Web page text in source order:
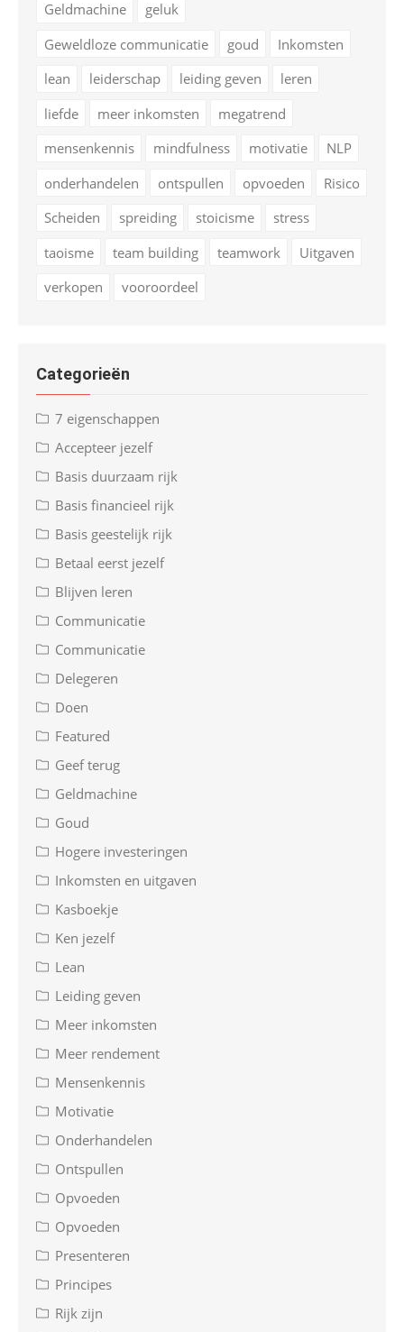
Geldmachine
geluk
Geweldloze communicatie
goud
Inkomsten
lean
leiderschap leiding geven
leren
liefde
meer inkomsten
megatrend
mensenkennis
mindfulness motivatie
NLP
onderhandelen
ontspullen opvoeden
Risico
Scheiden
spreiding stoicisme
stress
taoisme
team building teamwork
Uitgaven
verkopen
vooroordeel
Categorieën
7 eigenschappen
Accepteer jezelf
Basis duurzaam rijk
Basis financieel rijk
Basis geestelijk rijk
Betaal eerst jezelf
Blijven leren
Communicatie
Communicatie
Delegeren
Doen
Featured
Geef terug
Geldmachine
Goud
Hogere investeringen
Inkomsten en uitgaven
Kasboekje
Ken jezelf
Lean
Leiding geven
Meer inkomsten
Meer rendement
Mensenkennis
Motivatie
Onderhandelen
Ontspullen
Opvoeden
Opvoeden
Presenteren
Principes
Rijk zijn